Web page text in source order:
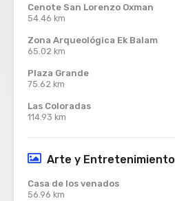
Cenote San Lorenzo Oxman
54.46 km
Zona Arqueológica Ek Balam
65.02 km
Plaza Grande
75.62 km
Las Coloradas
114.93 km
Arte y Entretenimiento
Casa de los venados
56.96 km